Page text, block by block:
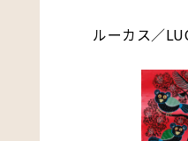
ルーカス／